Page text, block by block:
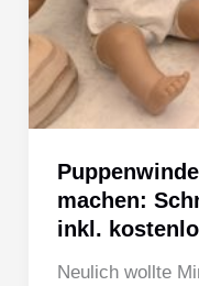
machen:
inkl.
Neulich wollte